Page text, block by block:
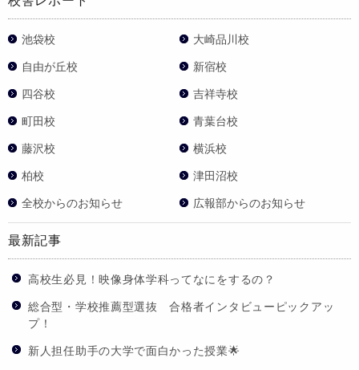
池袋校 大崎品川校
自由が丘校 新宿校
四谷校 吉祥寺校
町田校 青葉台校
藤沢校 横浜校
柏校 津田沼校
全校からのお知らせ 広報部からのお知らせ
最新記事
高校生必見！映像身体学科ってなにをするの？
総合型・学校推薦型選抜 合格者インタビューピックアッ
プ！
新人担任助手の大学で面白かった授業🌟